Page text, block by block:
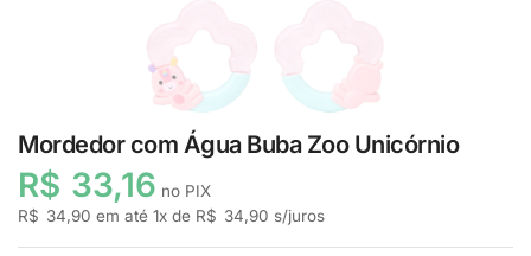
Mordedor com Água Buba Zoo Unicórnio
R$ 33,16 no PIX
R$ 34,90 em até 1x de R$ 34,90 s/juros